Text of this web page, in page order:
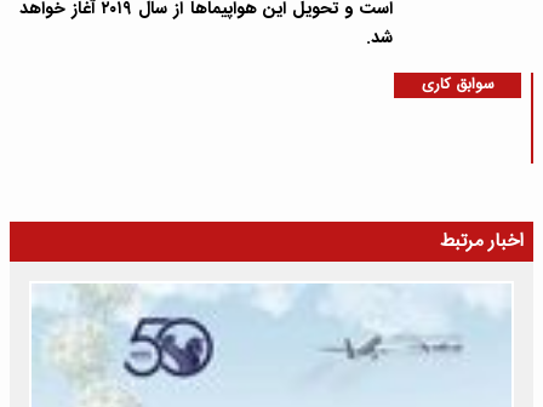
است و تحویل این هواپیماها از سال ۲۰۱۹ آغاز خواهد
شد.
سوابق کاری
اخبار مرتبط